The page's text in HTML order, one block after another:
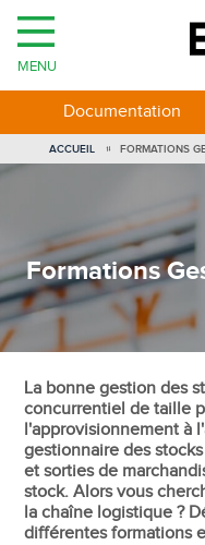
Formations
La bonne gestion des
concurrentiel de taille
l'approvisionnement à
gestionnaire des
et sorties de
stock. Alors vous
la chaîne logistique ?
différentes formations
MENU
Documentation
VOUS
ÊTES
ACCUEIL FORMATIONS